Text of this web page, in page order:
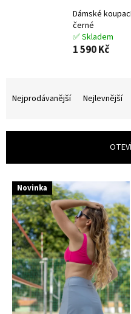
Dámské
černé
✅ Skladem
1 590 Kč
p
Nejprodávanější Nejlevnější
p
p
Novinka